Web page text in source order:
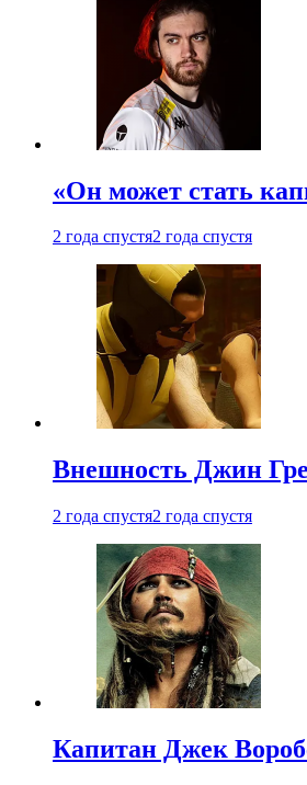
«Он может стать
2 года спустя2 года спустя
Внешность Джин
2 года спустя2 года спустя
Капитан Джек